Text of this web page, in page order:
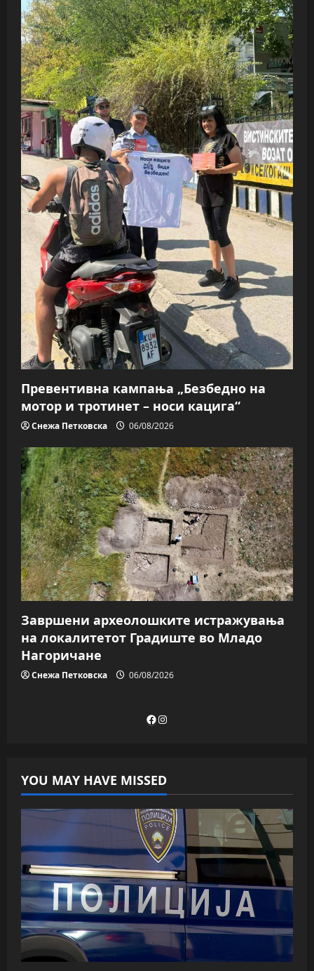
Превентивна кампања „Безбедно на
мотор и тротинет – носи кацига“
Снежа Петковска 06/08/2026
Завршени археолошките истражувања
на локалитетот Градиште во Младо
Нагоричане
Снежа Петковска 06/08/2026
Facebook
Instagram
YOU MAY HAVE MISSED